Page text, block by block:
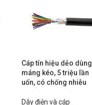
Cáp tín hiệu dẻo dùng
máng kéo, 5 triệu lần
uốn, có chống nhiễu
Dây điện và cáp